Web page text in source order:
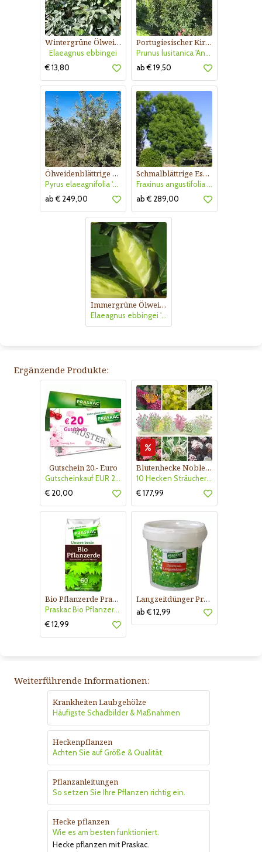
Wintergrüne Ölweide
Elaeagnus ebbingei
€ 13,80
Portugiesischer Kirschlorbeer
Prunus lusitanica 'Angustifolia'
ab € 19,50
Ölweidenblättrige Zierbirne
Pyrus elaeagnifolia 'Silver Sails'
ab € 249,00
Schmalblättrige Esche
Fraxinus angustifolia 'Raywood'
ab € 289,00
Immergrüne Ölweide
Elaeagnus ebbingei 'Limelight'
Ergänzende Produkte:
Gutschein 20.- Euro
Gutscheinkauf EUR 20.-
€ 20,00
Blütenhecke Nobless-Kollektion Nr. 402
10 Hecken Sträucher - für 10 lfm Blütenhecke - Blühend März - Oktober
€ 177,99
Bio Pflanzerde Praskac
Praskac Bio Pflanzerde
€ 12,99
Langzeitdünger Praskac
ab € 12,99
Weiterführende Informationen:
Krankheiten Laubgehölze
Häufigste Schadbilder & Maßnahmen
Heckenpflanzen
Achten Sie auf Größe & Qualität.
Pflanzanleitungen
So setzen Sie Ihre Pflanzen richtig ein.
Hecke pflanzen
Wie es am besten funktioniert.
Hecke pflanzen mit Praskac.